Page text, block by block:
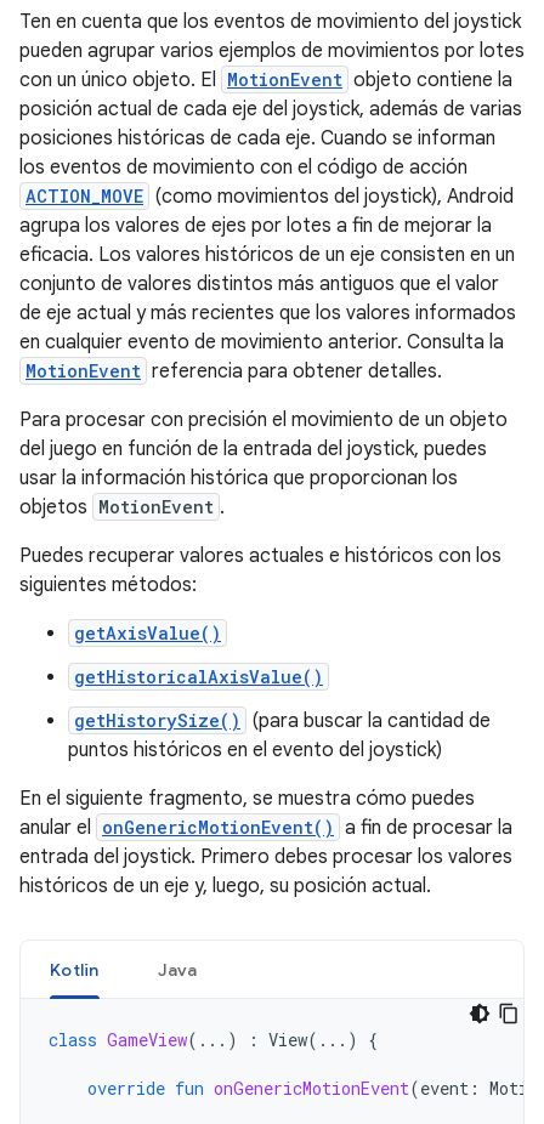
Ten en cuenta que los eventos de movimiento del joystick
pueden agrupar varios ejemplos de movimientos por lotes
con un único objeto. El MotionEvent objeto contiene la
posición actual de cada eje del joystick, además de varias
posiciones históricas de cada eje. Cuando se informan
los eventos de movimiento con el código de acción
ACTION_MOVE (como movimientos del joystick), Android
agrupa los valores de ejes por lotes a fin de mejorar la
eficacia. Los valores históricos de un eje consisten en un
conjunto de valores distintos más antiguos que el valor
de eje actual y más recientes que los valores informados
en cualquier evento de movimiento anterior. Consulta la
MotionEvent referencia para obtener detalles.
Para procesar con precisión el movimiento de un objeto
del juego en función de la entrada del joystick, puedes
usar la información histórica que proporcionan los
objetos MotionEvent .
Puedes recuperar valores actuales e históricos con los
siguientes métodos:
getAxisValue()
getHistoricalAxisValue()
getHistorySize()
(para buscar la cantidad de
puntos históricos en el evento del joystick)
En el siguiente fragmento, se muestra cómo puedes
anular el onGenericMotionEvent() a fin de procesar la
entrada del joystick. Primero debes procesar los valores
históricos de un eje y, luego, su posición actual.
Kotlin Java
class GameView(...) : View(...) {
override fun onGenericMotionEvent(event :